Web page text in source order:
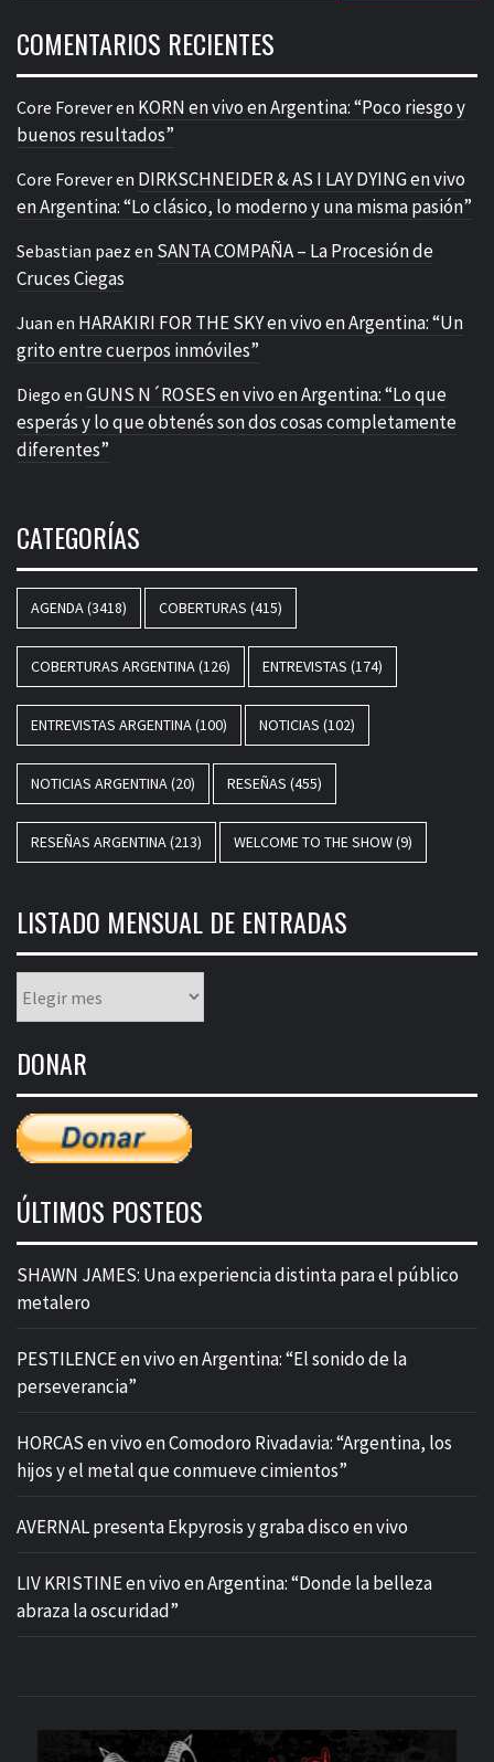
COMENTARIOS RECIENTES
Core Foreveren KORN en vivo en Argentina: “Poco riesgo y
buenos resultados”
Core Foreveren DIRKSCHNEIDER & AS I LAY DYING en vivo
en Argentina: “Lo clásico, lo moderno y una misma pasión”
Sebastian paez en SANTA COMPAÑA – La Procesión de
Cruces Ciegas
Juan en HARAKIRI FOR THE SKY en vivo en Argentina: “Un
grito entre cuerpos inmóviles”
Diego en GUNS N´ROSES en vivo en Argentina: “Lo que
esperás y lo que obtenés son dos cosas completamente
diferentes”
CATEGORÍAS
AGENDA(3418) COBERTURAS (415)
COBERTURAS ARGENTINA(126) ENTREVISTAS (174)
ENTREVISTAS ARGENTINA(100) NOTICIAS (102)
NOTICIAS ARGENTINA(20) RESEÑAS (455)
RESEÑAS ARGENTINA(213) WELCOME TO THE SHOW(9)
LISTADO MENSUAL DE ENTRADAS
mensual
entradas
DONAR
ÚLTIMOS POSTEOS
SHAWN JAMES: Una experiencia distinta para el público
metalero
PESTILENCE en vivo en Argentina: “El sonido de la
perseverancia”
HORCAS en vivo en Comodoro Rivadavia: “Argentina, los
hijos y el metal que conmueve cimientos”
AVERNAL presenta Ekpyrosis y graba disco en vivo
LIV KRISTINE en vivo en Argentina: “Donde la belleza
abraza la oscuridad”